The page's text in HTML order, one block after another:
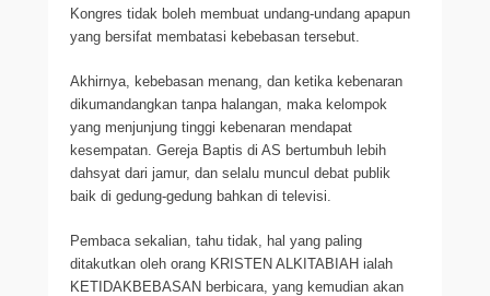
Kongres tidak boleh membuat undang-undang apapun
yang bersifat membatasi kebebasan tersebut.
Akhirnya, kebebasan menang, dan ketika kebenaran
dikumandangkan tanpa halangan, maka kelompok
yang menjunjung tinggi kebenaran mendapat
kesempatan. Gereja Baptis di AS bertumbuh lebih
dahsyat dari jamur, dan selalu muncul debat publik
baik di gedung-gedung bahkan di televisi.
Pembaca sekalian, tahu tidak, hal yang paling
ditakutkan oleh orang KRISTEN ALKITABIAH ialah
KETIDAKBEBASAN berbicara, yang kemudian akan